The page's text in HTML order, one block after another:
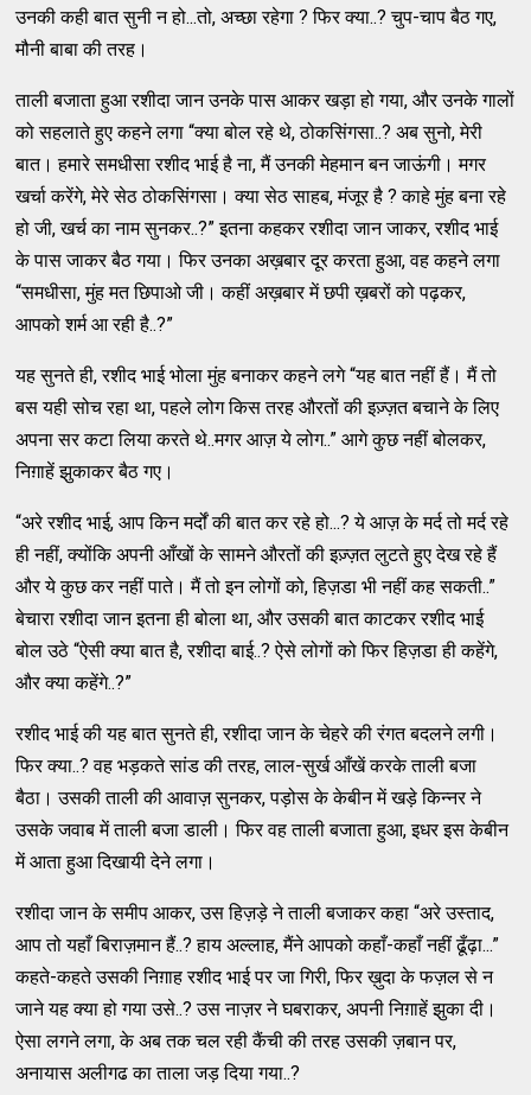
उनकी कही बात सुनी न हो...तो, अच्छा रहेगा ? फिर क्या..? चुप-चाप बैठ गए,
मौनी बाबा की तरह।
ताली बजाता हुआ रशीदा जान उनके पास आकर खड़ा हो गया, और उनके गालों
को सहलाते हुए कहने लगा “क्या बोल रहे थे, ठोकसिंगसा..? अब सुनो, मेरी
बात। हमारे समधीसा रशीद भाई है ना, मैं उनकी मेहमान बन जाऊंगी। मगर
खर्चा करेंगे, मेरे सेठ ठोकसिंगसा। क्या सेठ साहब, मंजूर है ? काहे मुंह बना रहे
हो जी, खर्च का नाम सुनकर..?” इतना कहकर रशीदा जान जाकर, रशीद भाई
के पास जाकर बैठ गया। फिर उनका अख़बार दूर करता हुआ, वह कहने लगा
“समधीसा, मुंह मत छिपाओ जी। कहीं अख़बार में छपी ख़बरों को पढ़कर,
आपको शर्म आ रही है..?”
यह सुनते ही, रशीद भाई भोला मुंह बनाकर कहने लगे “यह बात नहीं हैं। मैं तो
बस यही सोच रहा था, पहले लोग किस तरह औरतों की इज़्ज़त बचाने के लिए
अपना सर कटा लिया करते थे..मगर आज़ ये लोग..” आगे कुछ नहीं बोलकर,
निग़ाहें झुकाकर बैठ गए।
“अरे रशीद भाई, आप किन मर्दों की बात कर रहे हो...? ये आज़ के मर्द तो मर्द रहे
ही नहीं, क्योंकि अपनी आँखों के सामने औरतों की इज़्ज़त लुटते हुए देख रहे हैं
और ये कुछ कर नहीं पाते। मैं तो इन लोगों को, हिज़डा भी नहीं कह सकती..”
बेचारा रशीदा जान इतना ही बोला था, और उसकी बात काटकर रशीद भाई
बोल उठे “ऐसी क्या बात है, रशीदा बाई..? ऐसे लोगों को फिर हिज़डा ही कहेंगे,
और क्या कहेंगे..?”
रशीद भाई की यह बात सुनते ही, रशीदा जान के चेहरे की रंगत बदलने लगी।
फिर क्या..? वह भड़कते सांड की तरह, लाल-सुर्ख आँखें करके ताली बजा
बैठा। उसकी ताली की आवाज़ सुनकर, पड़ोस के केबीन में खड़े किन्नर ने
उसके जवाब में ताली बजा डाली। फिर वह ताली बजाता हुआ, इधर इस केबीन
में आता हुआ दिखायी देने लगा।
रशीदा जान के समीप आकर, उस हिज़ड़े ने ताली बजाकर कहा “अरे उस्ताद,
आप तो यहाँ बिराज़मान हैं..? हाय अल्लाह, मैंने आपको कहाँ-कहाँ नहीं ढूँढ़ा...”
कहते-कहते उसकी निग़ाह रशीद भाई पर जा गिरी, फिर ख़ुदा के फज़ल से न
जाने यह क्या हो गया उसे..? उस नाज़र ने घबराकर, अपनी निग़ाहें झुका दी।
ऐसा लगने लगा, के अब तक चल रही कैंची की तरह उसकी ज़बान पर,
अनायास अलीगढ का ताला जड़ दिया गया..?